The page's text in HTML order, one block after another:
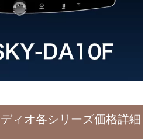
ィオ各シリーズ価格詳細